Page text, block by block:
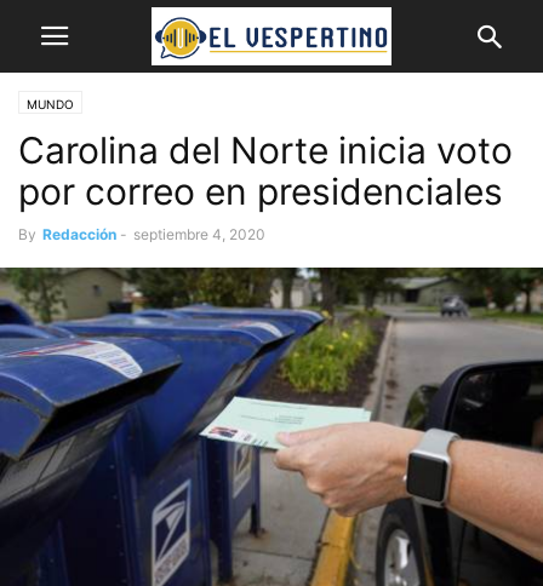
MUNDO
Carolina del Norte inicia voto
por correo en presidenciales
By Redacción - septiembre 4, 2020